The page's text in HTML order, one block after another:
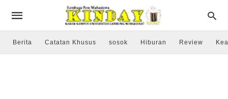
Berita Catatan Khusus sosok Hiburan Review